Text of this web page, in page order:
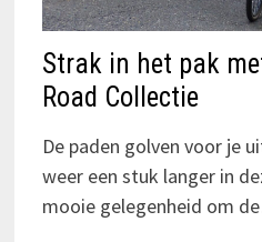
Strak in het pak
Road Collectie
De paden golven voor je
weer een stuk langer in
mooie gelegenheid om